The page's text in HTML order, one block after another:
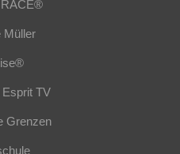
Müller
TV
Grenzen